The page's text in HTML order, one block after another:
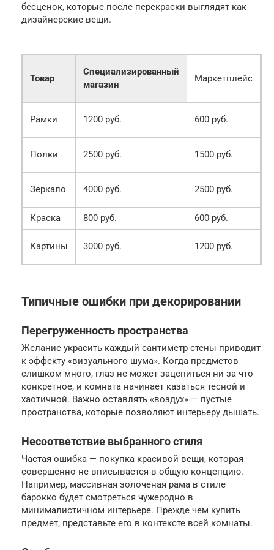
бесценок, которые после перекраски выглядят как
дизайнерские вещи.
Товар
Специализированный
магазин
Маркетплейс
Рамки 1200 руб. 600 руб.
Полки 2500 руб. 1500 руб.
Зеркало 4000 руб. 2500 руб.
Краска
800 руб. 600 руб.
Картины 3000 руб. 1200 руб.
Типичные ошибки при декорировании
Перегруженность пространства
Желание украсить каждый сантиметр стены приводит
к эффекту «визуального шума». Когда предметов
слишком много, глаз не может зацепиться ни за что
конкретное, и комната начинает казаться тесной и
хаотичной. Важно оставлять «воздух» — пустые
пространства, которые позволяют интерьеру дышать.
Несоответствие выбранного стиля
Частая ошибка — покупка красивой вещи, которая
совершенно не вписывается в общую концепцию.
Например, массивная золоченая рама в стиле
барокко будет смотреться чужеродно в
минималистичном интерьере. Прежде чем купить
предмет, представьте его в контексте всей комнаты.